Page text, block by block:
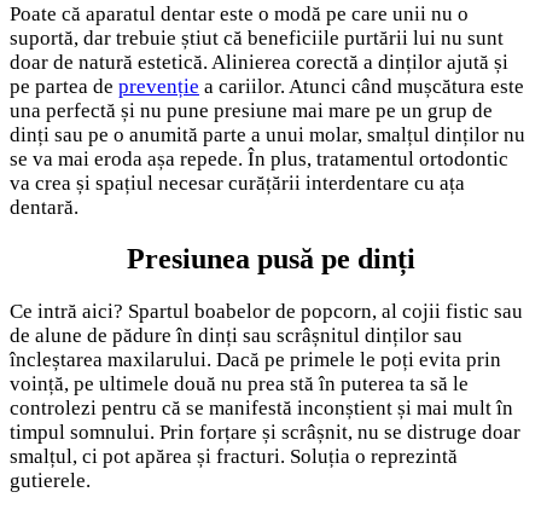
Poate că aparatul dentar este o modă pe care unii nu o
suportă, dar trebuie știut că beneficiile purtării lui nu sunt
doar de natură estetică. Alinierea corectă a dinților ajută și
pe partea de prevenție a cariilor. Atunci când mușcătura este
una perfectă și nu pune presiune mai mare pe un grup de
dinți sau pe o anumită parte a unui molar, smalțul dinților nu
se va mai eroda așa repede. În plus, tratamentul ortodontic
va crea și spațiul necesar curățării interdentare cu ața
dentară.
Presiunea pusă pe dinți
Ce intră aici? Spartul boabelor de popcorn, al cojii fistic sau
de alune de pădure în dinți sau scrâșnitul dinților sau
încleștarea maxilarului. Dacă pe primele le poți evita prin
voință, pe ultimele două nu prea stă în puterea ta să le
controlezi pentru că se manifestă inconștient și mai mult în
timpul somnului. Prin forțare și scrâșnit, nu se distruge doar
smalțul, ci pot apărea și fracturi. Soluția o reprezintă
gutierele.